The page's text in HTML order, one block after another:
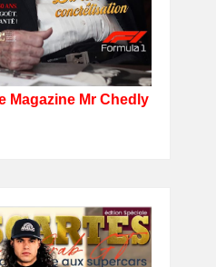
Magazine Mr Chedly